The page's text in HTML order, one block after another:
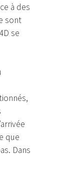
à des
sont
se
que
Dans